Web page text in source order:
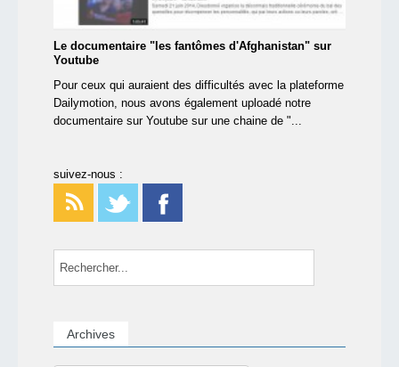
Le documentaire "les fantômes d'Afghanistan" sur
Youtube
Pour ceux qui auraient des difficultés avec la plateforme
Dailymotion, nous avons également uploadé notre
documentaire sur Youtube sur une chaine de "...
suivez-nous :
Archives